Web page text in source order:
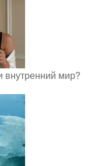
внутренний мир?